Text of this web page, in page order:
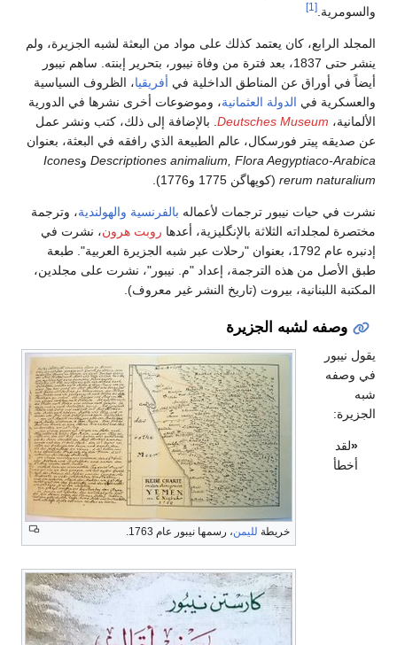
والسومرية. [1]
المجلد الرابع، كان يعتمد كذلك على مواد من البعثة لشبه الجزيرة، ولم
ينشر حتى 1837، بعد فترة من وفاة نيبور، بتحرير إبنته. ساهم نيبور
أيضاً في أوراق عن المناطق الداخلية في أفريقيا، الظروف السياسية
والعسكرية في الدولة العثمانية، وموضوعات أخرى نشرها في الدورية
الألمانية، Deutsches Museum. بالإضافة إلى ذلك، كتب ونشر عمل
عن صديقه پيتر فورسكال، عالم الطبيعة الذي رافقه في البعثة، بعنوان
Descriptiones animalium, Flora Aegyptiaco-ArabicaوIcones
rerum naturalium(كوپهاگن 1775 و1776).
نشرت في حيات نيبور ترجمات لأعماله بالفرنسية والهولندية، وترجمة
مختصرة لمجلداته الثلاثة بالإنگليزية، أعدها روبت هرون، نشرت في
إدنبره عام 1792، بعنوان "رحلات عبر شبه الجزيرة العربية". طبعة
طبق الأصل من هذه الترجمة، إعداد "م. نيبور"، نشرت على مجلدين،
المكتبة اللبنانية، بيروت (تاريخ النشر غير معروف).
وصفه لشبه الجزيرة
خريطة لليمن، رسمها نيبور عام 1763.
يقول نيبور
في وصفه
شبه
الجزيرة:
«لقد
أخطأ